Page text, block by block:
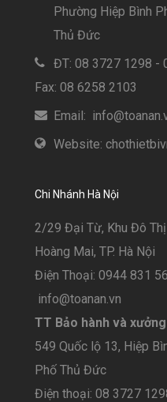
Phường Hiệp Bình
Thủ Đức
ĐT: 08 3727 1298 -
Fax: 08 6258 2103
Email:
Website:
Chi Nhánh Hà Nội
2/29 Đại Từ, Khu Đô
Hoàng Mai, TP. Hà Nội
Điện Thoại: 0944 831
info@toanan.vn
TT Bảo hành và
549 Quốc lộ 13, Hiệp
Phố Thủ Đức
Điện thoại: 08 3727